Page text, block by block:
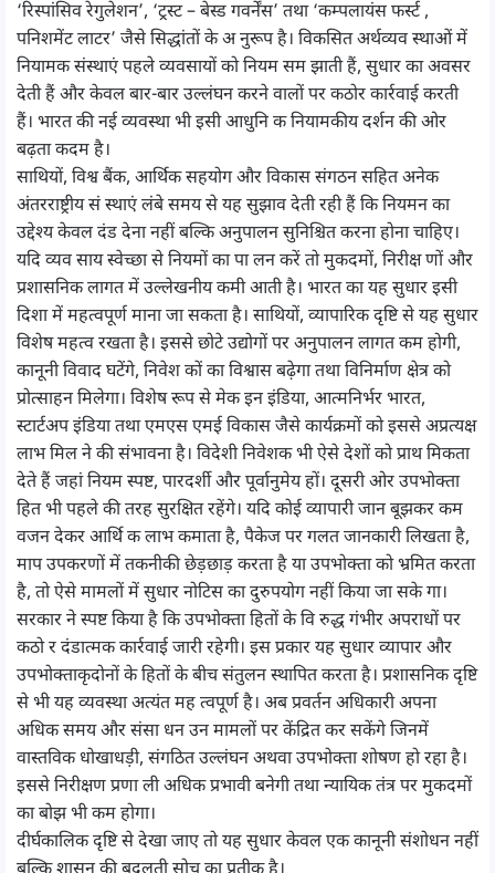
‘रिस्पांसिव रेगुलेशन’, ‘ट्रस्ट – बेस्ड गवर्नेंस’ तथा ‘कम्पलायंस फर्स्ट ,
पनिशमेंट लाटर’ जैसे सिद्धांतों के अ नुरूप है। विकसित अर्थव्यव स्थाओं में
नियामक संस्थाएं पहले व्यवसायों को नियम सम झाती हैं, सुधार का अवसर
देती हैं और केवल बार-बार उल्लंघन करने वालों पर कठोर कार्रवाई करती
हैं। भारत की नई व्यवस्था भी इसी आधुनि क नियामकीय दर्शन की ओर
बढ़ता कदम है।
साथियों, विश्व बैंक, आर्थिक सहयोग और विकास संगठन सहित अनेक
अंतरराष्ट्रीय सं स्थाएं लंबे समय से यह सुझाव देती रही हैं कि नियमन का
उद्देश्य केवल दंड देना नहीं बल्कि अनुपालन सुनिश्चित करना होना चाहिए।
यदि व्यव साय स्वेच्छा से नियमों का पा लन करें तो मुकदमों, निरीक्ष णों और
प्रशासनिक लागत में उल्लेखनीय कमी आती है। भारत का यह सुधार इसी
दिशा में महत्वपूर्ण माना जा सकता है। साथियों, व्यापारिक दृष्टि से यह सुधार
विशेष महत्व रखता है। इससे छोटे उद्योगों पर अनुपालन लागत कम होगी,
कानूनी विवाद घटेंगे, निवेश कों का विश्वास बढ़ेगा तथा विनिर्माण क्षेत्र को
प्रोत्साहन मिलेगा। विशेष रूप से मेक इन इंडिया, आत्मनिर्भर भारत,
स्टार्टअप इंडिया तथा एमएस एमई विकास जैसे कार्यक्रमों को इससे अप्रत्यक्ष
लाभ मिल ने की संभावना है। विदेशी निवेशक भी ऐसे देशों को प्राथ मिकता
देते हैं जहां नियम स्पष्ट, पारदर्शी और पूर्वानुमेय हों। दूसरी ओर उपभोक्ता
हित भी पहले की तरह सुरक्षित रहेंगे। यदि कोई व्यापारी जान बूझकर कम
वजन देकर आर्थि क लाभ कमाता है, पैकेज पर गलत जानकारी लिखता है,
माप उपकरणों में तकनीकी छेड़छाड़ करता है या उपभोक्ता को भ्रमित करता
है, तो ऐसे मामलों में सुधार नोटिस का दुरुपयोग नहीं किया जा सके गा।
सरकार ने स्पष्ट किया है कि उपभोक्ता हितों के वि रुद्ध गंभीर अपराधों पर
कठो र दंडात्मक कार्रवाई जारी रहेगी। इस प्रकार यह सुधार व्यापार और
उपभोक्ताकृदोनों के हितों के बीच संतुलन स्थापित करता है। प्रशासनिक दृष्टि
से भी यह व्यवस्था अत्यंत मह त्वपूर्ण है। अब प्रवर्तन अधिकारी अपना
अधिक समय और संसा धन उन मामलों पर केंद्रित कर सकेंगे जिनमें
वास्तविक धोखाधड़ी, संगठित उल्लंघन अथवा उपभोक्ता शोषण हो रहा है।
इससे निरीक्षण प्रणा ली अधिक प्रभावी बनेगी तथा न्यायिक तंत्र पर मुकदमों
का बोझ भी कम होगा।
दीर्घकालिक दृष्टि से देखा जाए तो यह सुधार केवल एक कानूनी संशोधन नहीं